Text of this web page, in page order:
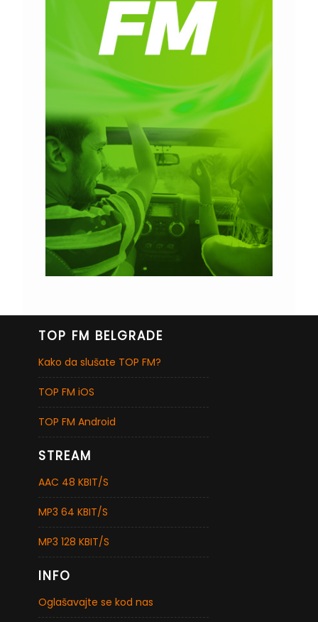
TOP FM BELGRADE
Kako da slušate TOP FM?
TOP FM iOS
TOP FM Android
STREAM
AAC 48 KBIT/S
MP3 64 KBIT/S
MP3 128 KBIT/S
INFO
Oglašavajte se kod nas